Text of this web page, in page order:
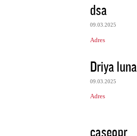
dsa
09.03.2025
Adres
Driya luna
09.03.2025
Adres
caseopr